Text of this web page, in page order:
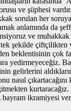
ve şüphesi
sorulan her
anlamında da
ve
şekilde çiftçilikten
beklentisinin çok
yedirmeyeceğiz.
gelirlerini
nasıl çıkartacağını
ikramiyesi